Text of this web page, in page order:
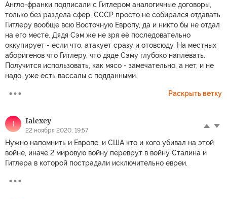
Англо-франки подписали с Гитлером аналогичные договоры,
только без раздела сфер. СССР просто не собирался отдавать
Гитлеру вообще всю Восточную Европу, да и никто бы не отдал
на его месте. Дядя Сэм же не зря её последовательно
оккупирует - если что, атакует сразу и отовсюду. На местных
аборигенов что Гитлеру, что дяде Сэму глубоко наплевать.
Получится использовать, как мясо - замечательно, а нет, и не
надо, уже есть вассалы с подданными.
Раскрыть ветку
I Ialexey
22 ноября 2020, 19:57
Нужно напомнить и Европе, и США кто и кого убивал на этой
войне, иначе 2 мировую войну переврут в войну Сталина и
Гитлера в которой пострадали исключительно евреи.